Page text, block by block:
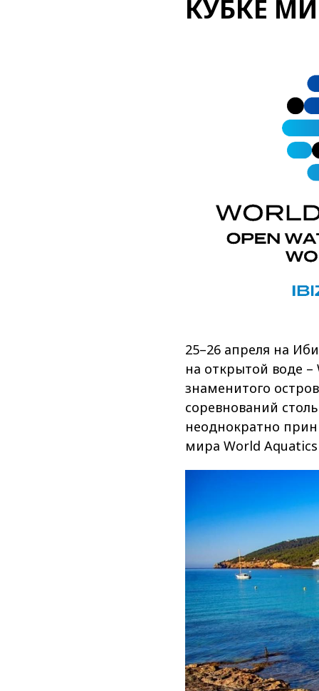
КУБКЕ
25–26 апреля на
на открытой воде –
знаменитого
соревнований
неоднократно
мира World Aquatics